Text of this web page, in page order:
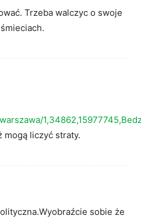
Trzeba walczyc o swoje
mogą liczyć straty.
sobie że